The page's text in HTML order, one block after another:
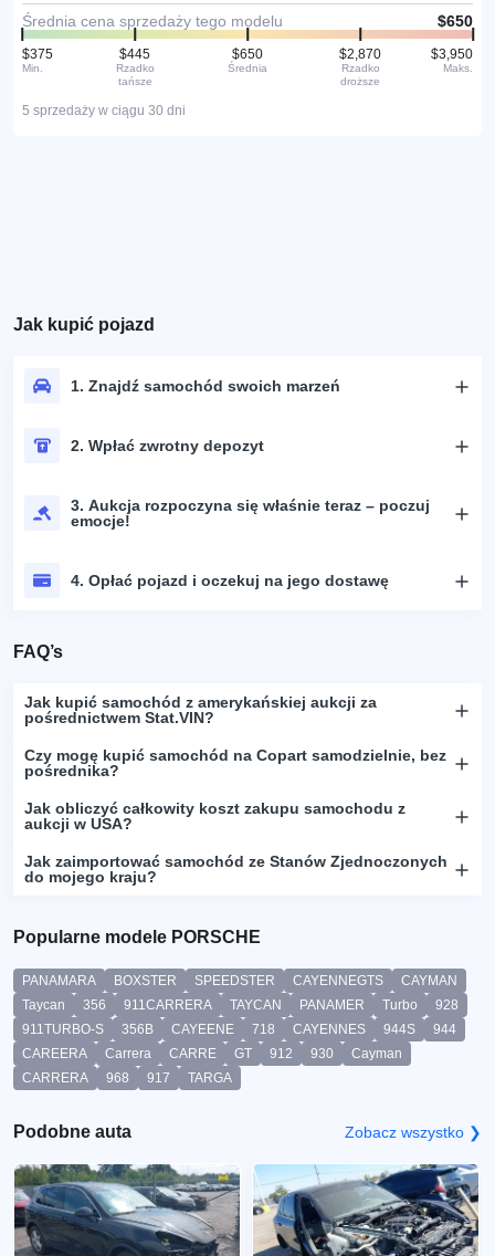
Średnia cena sprzedaży tego modelu $650
$375
Min.
$445
Rzadko
tańsze
$650
Średnia
$2,870
Rzadko
droższe
$3,950
Maks.
5 sprzedaży w ciągu 30 dni
Jak kupić pojazd
1. Znajdź samochód swoich marzeń
2. Wpłać zwrotny depozyt
3. Aukcja rozpoczyna się właśnie teraz – poczuj
emocje!
4. Opłać pojazd i oczekuj na jego dostawę
FAQ’s
Jak kupić samochód z amerykańskiej aukcji za
pośrednictwem Stat.VIN?
Czy mogę kupić samochód na Copart samodzielnie, bez
pośrednika?
Jak obliczyć całkowity koszt zakupu samochodu z
aukcji w USA?
Jak zaimportować samochód ze Stanów Zjednoczonych
do mojego kraju?
Popularne modele PORSCHE
PANAMARA BOXSTER SPEEDSTER CAYENNEGTS
CAYMAN
Taycan
356 911CARRERA TAYCAN PANAMER Turbo
928
911TURBO-S
356B CAYEENE 718 CAYENNES 944S
944
CAREERA
Carrera CARRE GT 912 930
Cayman
CARRERA
968 917 TARGA
Podobne auta Zobacz wszystko ❯